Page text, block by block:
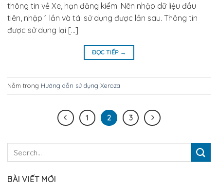
thông tin về Xe, hạn đăng kiểm. Nên nhập dữ liệu đầu
tiên, nhập 1 lần và tái sử dụng được lần sau. Thông tin
được sử dụng lại […]
ĐỌC TIẾP →
Nằm trong Hướng dẫn sử dụng Xeroza
1 2 3
BÀI VIẾT MỚI